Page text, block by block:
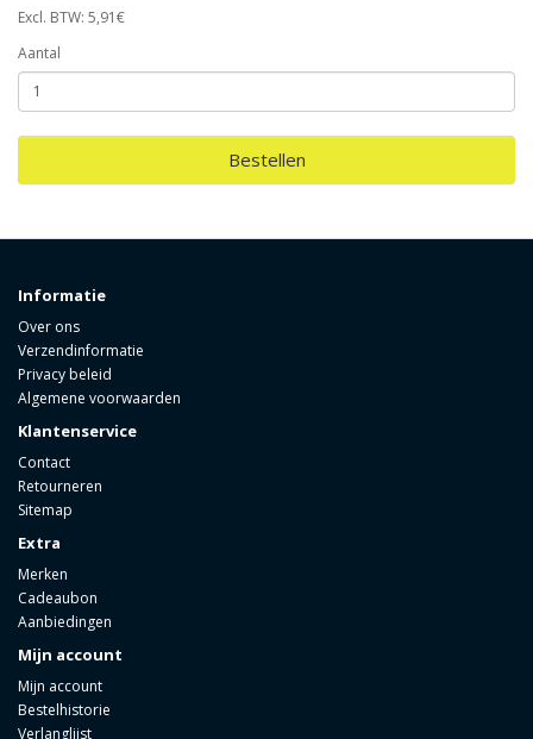
Excl. BTW: 5,91€
Aantal
Bestellen
Informatie
Over ons
Verzendinformatie
Privacy beleid
Algemene voorwaarden
Klantenservice
Contact
Retourneren
Sitemap
Extra
Merken
Cadeaubon
Aanbiedingen
Mijn account
Mijn account
Bestelhistorie
Verlanglijst